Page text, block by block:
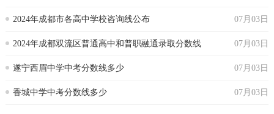
2024年成都市各高中学校咨询线公布 07月03日
2024年成都双流区普通高中和普职融通录取分数线 07月03日
遂宁西眉中学中考分数线多少 07月03日
香城中学中考分数线多少 07月03日